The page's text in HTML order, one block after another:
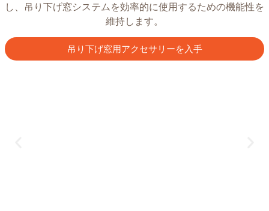
し、吊り下げ窓システムを効率的に使用するための機能性を
維持します。
吊り下げ窓用アクセサリーを入手